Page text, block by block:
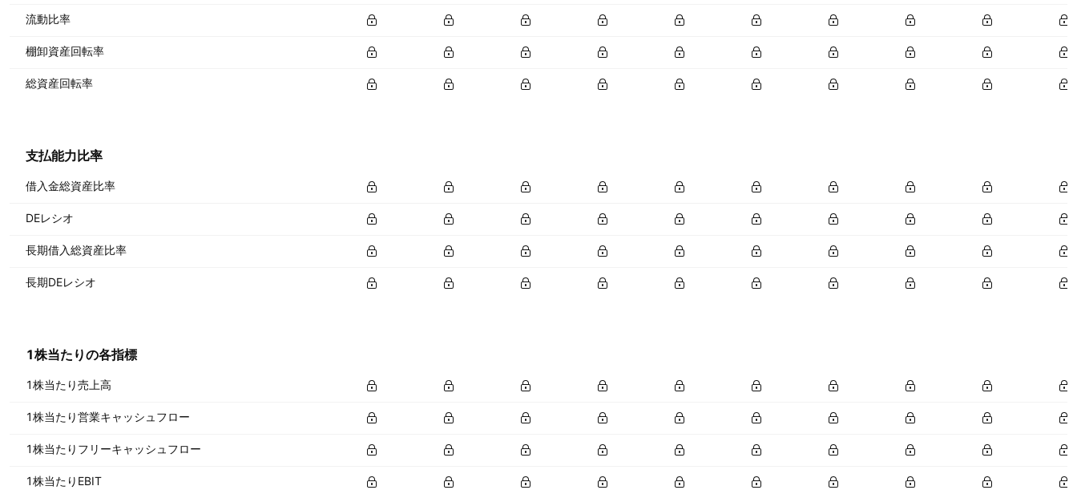
流動比率
棚卸資産回転率
総資産回転率
支払能力比率
借入金総資産比率
DEレシオ
長期借入総資産比率
長期DEレシオ
1株当たりの各指標
1株当たり売上高
1株当たり営業キャッシュフロー
1株当たりフリーキャッシュフロー
1株当たりEBIT